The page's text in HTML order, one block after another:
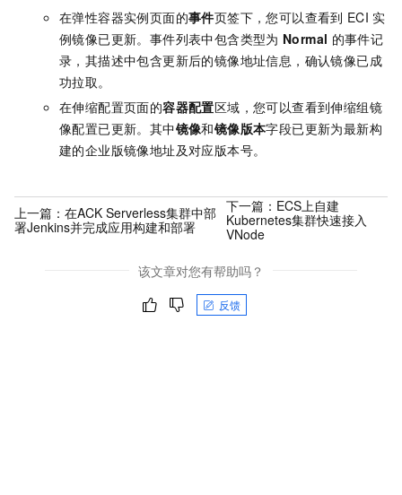
在弹性容器实例页面的事件页签下，您可以查看到 ECI 实
例镜像已更新。事件列表中包含类型为 Normal 的事件记
录，其描述中包含更新后的镜像地址信息，确认镜像已成
功拉取。
在伸缩配置页面的容器配置区域，您可以查看到伸缩组镜
像配置已更新。其中镜像和镜像版本字段已更新为最新构
建的企业版镜像地址及对应版本号。
上一篇： 在ACK Serverless集群中部
署Jenkins并完成应用构建和部署
下一篇： ECS上自建
Kubernetes集群快速接入
VNode
该文章对您有帮助吗？
反馈